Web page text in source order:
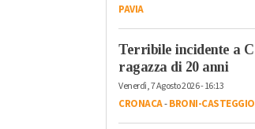
PAVIA
Terribile incidente a
ragazza di 20 anni
Venerdì, 7 Agosto 2026 - 16:13
CRONACA-BRONI-CASTEGGIO